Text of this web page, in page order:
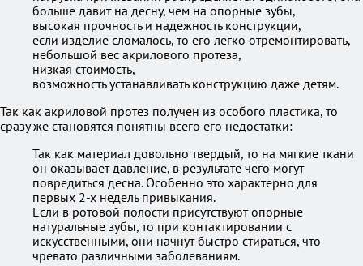
больше давит на десну, чем на опорные зубы,
высокая прочность и надежность конструкции,
если изделие сломалось, то его легко отремонтировать,
небольшой вес акрилового протеза,
низкая стоимость,
возможность устанавливать конструкцию даже детям.
Так как акриловой протез получен из особого пластика, то
сразу же становятся понятны всего его недостатки:
Так как материал довольно твердый, то на мягкие ткани
он оказывает давление, в результате чего могут
повредиться десна. Особенно это характерно для
первых 2-х недель привыкания.
Если в ротовой полости присутствуют опорные
натуральные зубы, то при контактировании с
искусственными, они начнут быстро стираться, что
чревато различными заболеваниям.